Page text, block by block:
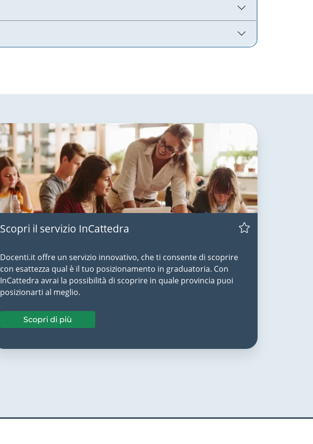
Scopri il servizio InCattedra
Docenti.it offre un servizio innovativo, che ti consente di scoprire
con esattezza qual è il tuo posizionamento in graduatoria. Con
InCattedra avrai la possibilità di scoprire in quale provincia puoi
posizionarti al meglio.
Scopri di più